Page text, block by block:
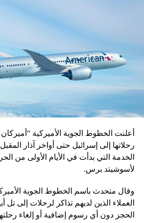
أعلنت الخطوط الجوية الأميركية “أميركان
رحلاتها إلى إسرائيل حتى أواخر آذار
الخدمة التي بدأت في الأيام الأولى من
لأسوشيتد برس.
وقال متحدث باسم الخطوط الجوية
العملاء الذين لديهم تذاكر لرحلات إلى تل
الحجز دون أي رسوم إضافية أو إلغاء